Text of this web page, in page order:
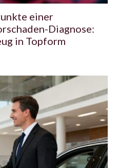
einer
Diagnose:
in Topform